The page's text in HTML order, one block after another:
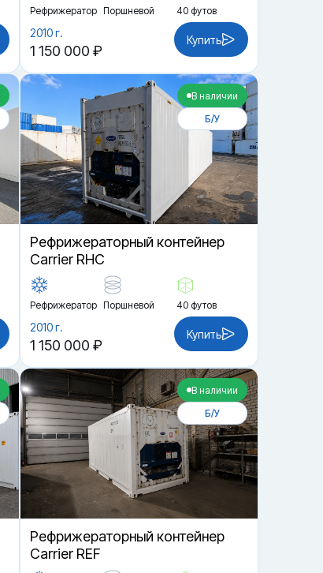
Рефрижератор Поршневой 40 футов
2010 г.
1 150 000 ₽
Купить
В наличии
Б/У
Рефрижераторный контейнер
Carrier RHC
Рефрижератор Поршневой 40 футов
2010 г.
1 150 000 ₽
Купить
В наличии
Б/У
Рефрижераторный контейнер
Carrier REF